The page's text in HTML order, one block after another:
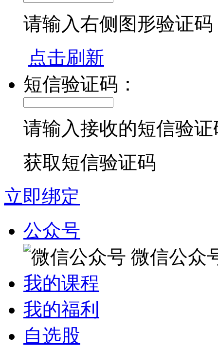
请输入右侧图形验证码
点击刷新
短信验证码：
请输入接收的短信验证
获取短信验证码
立即绑定
公众号
微信公众
我的课程
我的福利
自选股